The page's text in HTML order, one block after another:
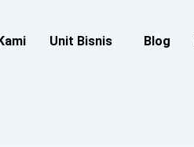
Unit Bisnis Blog